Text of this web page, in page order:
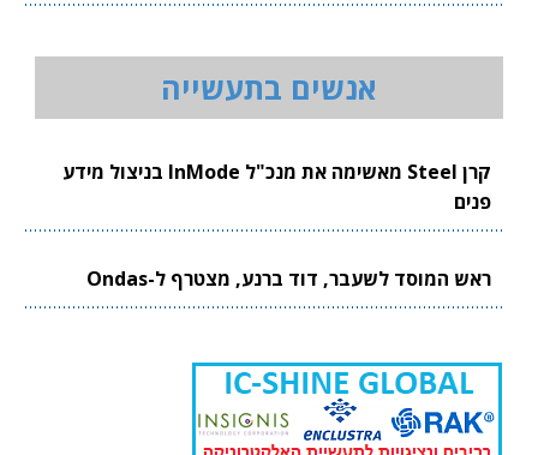
אנשים בתעשייה
קרן Steel מאשימה את מנכ"ל InMode בניצול מידע
פנים
ראש המוסד לשעבר, דוד ברנע, מצטרף ל-Ondas